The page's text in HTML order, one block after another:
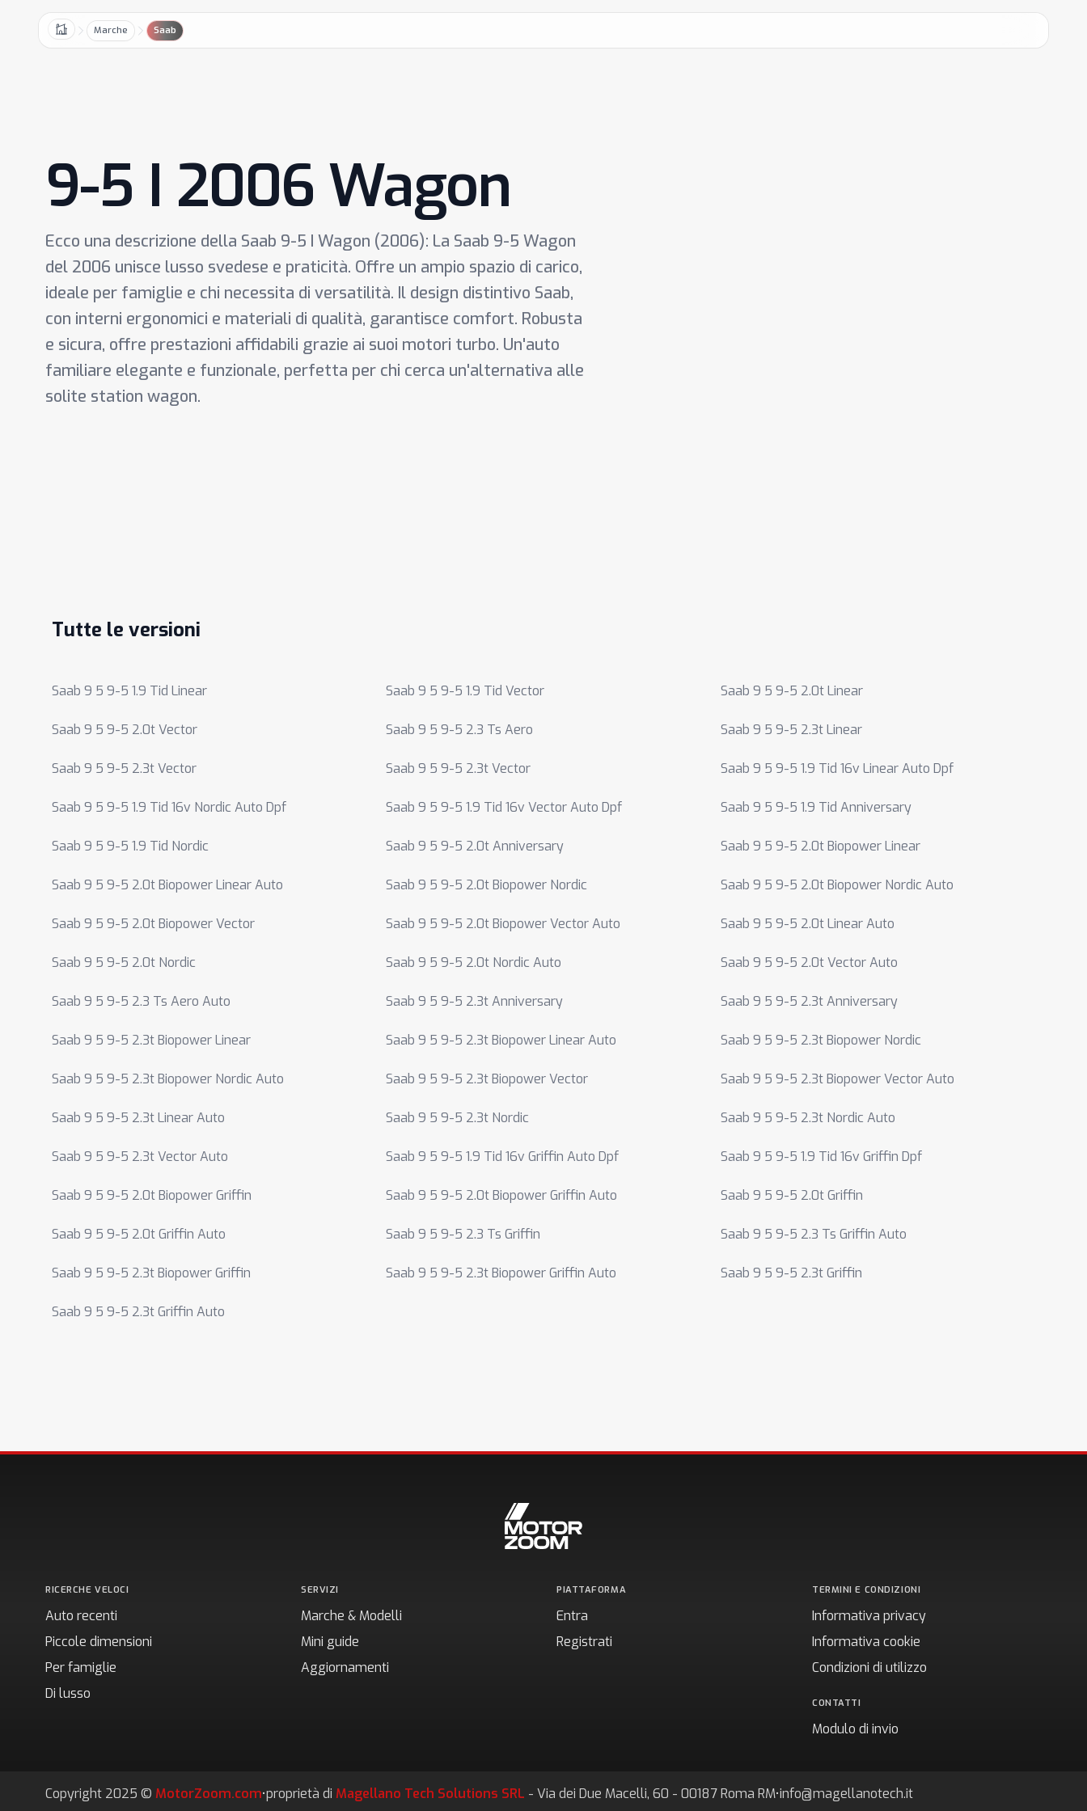
Home Marche Saab
9-5 I 2006 Wagon
Ecco una descrizione della Saab 9-5 I Wagon (2006): La Saab 9-5 Wagon
del 2006 unisce lusso svedese e praticità. Offre un ampio spazio di carico,
ideale per famiglie e chi necessita di versatilità. Il design distintivo Saab,
con interni ergonomici e materiali di qualità, garantisce comfort. Robusta
e sicura, offre prestazioni affidabili grazie ai suoi motori turbo. Un'auto
familiare elegante e funzionale, perfetta per chi cerca un'alternativa alle
solite station wagon.
Tutte le versioni
Saab 9 5 9-5 1.9 Tid Linear Saab 9 5 9-5 1.9 Tid Vector Saab 9 5 9-5 2.0t Linear
Saab 9 5 9-5 2.0t Vector Saab 9 5 9-5 2.3 Ts Aero Saab 9 5 9-5 2.3t Linear
Saab 9 5 9-5 2.3t Vector Saab 9 5 9-5 2.3t Vector Saab 9 5 9-5 1.9 Tid 16v Linear Auto Dpf
Saab 9 5 9-5 1.9 Tid 16v Nordic Auto Dpf Saab 9 5 9-5 1.9 Tid 16v Vector Auto Dpf Saab 9 5 9-5 1.9 Tid Anniversary
Saab 9 5 9-5 1.9 Tid Nordic Saab 9 5 9-5 2.0t Anniversary Saab 9 5 9-5 2.0t Biopower Linear
Saab 9 5 9-5 2.0t Biopower Linear Auto Saab 9 5 9-5 2.0t Biopower Nordic Saab 9 5 9-5 2.0t Biopower Nordic Auto
Saab 9 5 9-5 2.0t Biopower Vector Saab 9 5 9-5 2.0t Biopower Vector Auto Saab 9 5 9-5 2.0t Linear Auto
Saab 9 5 9-5 2.0t Nordic Saab 9 5 9-5 2.0t Nordic Auto Saab 9 5 9-5 2.0t Vector Auto
Saab 9 5 9-5 2.3 Ts Aero Auto Saab 9 5 9-5 2.3t Anniversary Saab 9 5 9-5 2.3t Anniversary
Saab 9 5 9-5 2.3t Biopower Linear Saab 9 5 9-5 2.3t Biopower Linear Auto Saab 9 5 9-5 2.3t Biopower Nordic
Saab 9 5 9-5 2.3t Biopower Nordic Auto Saab 9 5 9-5 2.3t Biopower Vector Saab 9 5 9-5 2.3t Biopower Vector Auto
Saab 9 5 9-5 2.3t Linear Auto Saab 9 5 9-5 2.3t Nordic Saab 9 5 9-5 2.3t Nordic Auto
Saab 9 5 9-5 2.3t Vector Auto Saab 9 5 9-5 1.9 Tid 16v Griffin Auto Dpf Saab 9 5 9-5 1.9 Tid 16v Griffin Dpf
Saab 9 5 9-5 2.0t Biopower Griffin Saab 9 5 9-5 2.0t Biopower Griffin Auto Saab 9 5 9-5 2.0t Griffin
Saab 9 5 9-5 2.0t Griffin Auto Saab 9 5 9-5 2.3 Ts Griffin Saab 9 5 9-5 2.3 Ts Griffin Auto
Saab 9 5 9-5 2.3t Biopower Griffin Saab 9 5 9-5 2.3t Biopower Griffin Auto Saab 9 5 9-5 2.3t Griffin
Saab 9 5 9-5 2.3t Griffin Auto
RICERCHE VELOCI
Auto recenti
Piccole dimensioni
Per famiglie
Di lusso
SERVIZI
Marche & Modelli
Mini guide
Aggiornamenti
PIATTAFORMA
Entra
Registrati
TERMINI E CONDIZIONI
Informativa privacy
Informativa cookie
Condizioni di utilizzo
CONTATTI
Modulo di invio
Copyright 2025 © MotorZoom.com•proprietà di Magellano Tech Solutions SRL - Via dei Due Macelli, 60 - 00187 Roma RM•info@magellanotech.it